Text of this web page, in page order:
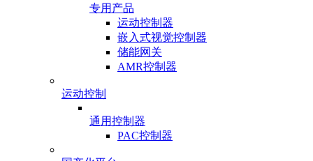
专用产品
运动控制器
嵌入式视觉控制器
储能网关
AMR控制器
运动控制
通用控制器
PAC控制器